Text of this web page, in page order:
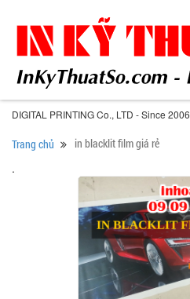
DIGITAL PRINTING Co., LTD - Since 2006
Trang chủ in blacklit film giá rẻ
.